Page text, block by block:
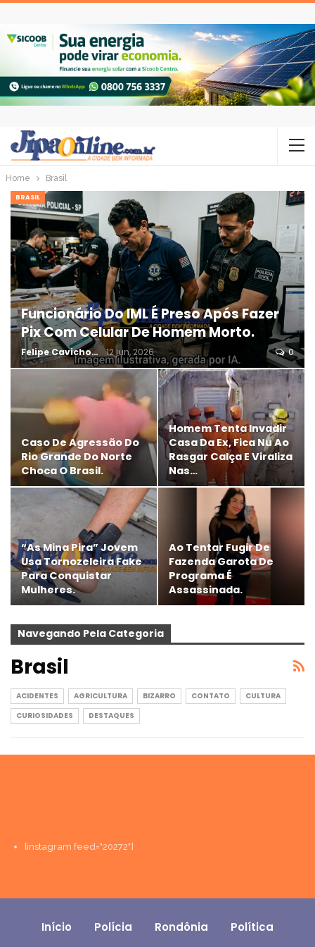
Home Brasil
BRASIL
Funcionário Do IML É Preso Após Fazer
Pix Com Celular De Homem Morto.
Felipe Cavichon 12 jun, 2026 0
Caso De Agressão Do
Rio Grande Do Norte
Choca O Brasil.
Homem Tenta Invadir
Casa Da Ex, Fica Nu Ao
Rasgar Calça E Viraliza
Nas…
“As Mina Pira” Jovem
Usa Tornozeleira Fake
Para Conquistar
Mulheres.
Ao Tentar Fugir De
Fazenda Garota De
Programa É
Assassinada.
Navegando Pela Categoria
Brasil
ACIDENTES AGRICULTURA BIZARRO CONTATO
CULTURA
CURIOSIDADES
DESTAQUES
[instagram feed="20272"]
Início Polícia Rondônia
Política